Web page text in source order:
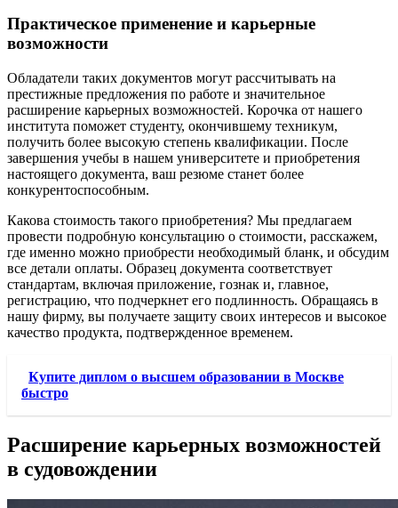
Практическое применение и карьерные
возможности
Обладатели таких документов могут рассчитывать на
престижные предложения по работе и значительное
расширение карьерных возможностей. Корочка от нашего
института поможет студенту, окончившему техникум,
получить более высокую степень квалификации. После
завершения учебы в нашем университете и приобретения
настоящего документа, ваш резюме станет более
конкурентоспособным.
Какова стоимость такого приобретения? Мы предлагаем
провести подробную консультацию о стоимости, расскажем,
где именно можно приобрести необходимый бланк, и обсудим
все детали оплаты. Образец документа соответствует
стандартам, включая приложение, гознак и, главное,
регистрацию, что подчеркнет его подлинность. Обращаясь в
нашу фирму, вы получаете защиту своих интересов и высокое
качество продукта, подтвержденное временем.
Купите диплом о высшем образовании в Москве
быстро
Расширение карьерных возможностей
в судовождении